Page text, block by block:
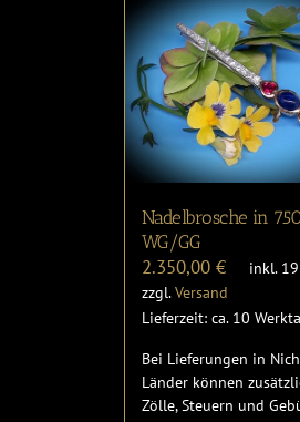
Nadelbrosche in
WG/GG
2.350,00 €
inkl.
zzgl.Versand
Lieferzeit: ca. 10
Bei Lieferungen in
Länder können
Zölle, Steuern und